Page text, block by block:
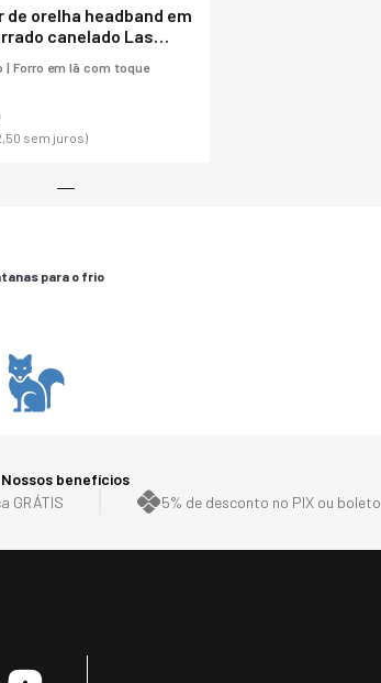
orelha headband em
canelado Las
| Forro em lã com toque
50 sem juros)
para o frio
Nossos benefícios
GRÁTIS 5% de desconto no PIX ou boleto